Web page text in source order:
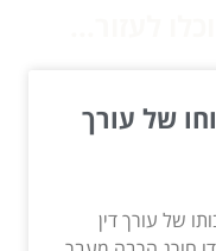
של עורך
של עורך דין